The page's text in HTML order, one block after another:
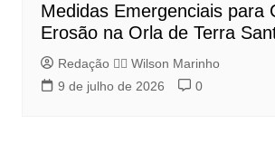
Medidas Emergenciais para
Erosão na Orla de Terra
Redação 👨‍⚖️​ Wilson Marinho
9 de julho de 2026
0